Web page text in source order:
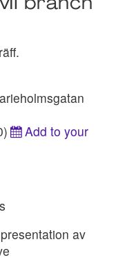
Add to your
av